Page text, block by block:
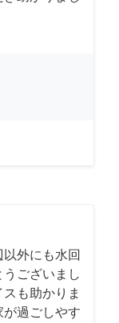
外にも水回
ございまし
も助かりま
が過ごしやす